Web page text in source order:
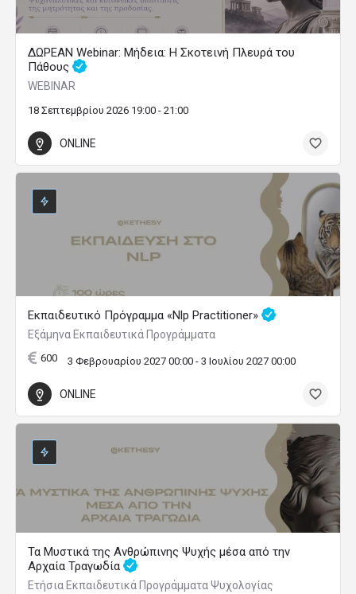
ΔΩΡΕΑΝ Webinar: Μήδεια: Η Σκοτεινή Πλευρά του
Πάθους
WEBINAR
18 Σεπτεμβρίου 2026 19:00 - 21:00
ONLINE
Εκπαιδευτικό Πρόγραμμα «Nlp Practitioner»
Εξάμηνα Εκπαιδευτικά Προγράμματα
600 3 Φεβρουαρίου 2027 00:00 - 3 Ιουλίου 2027 00:00
ONLINE
Τα Μυστικά της Ανθρώπινης Ψυχής μέσα από την
Αρχαία Τραγωδία
Ετήσια Εκπαιδευτικά Προγράμματα Ψυχολογίας